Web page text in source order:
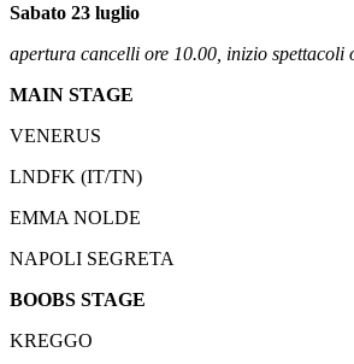
Sabato 23 luglio
apertura cancelli ore 10.00, inizio spettacoli
MAIN STAGE
VENERUS
LNDFK (IT/TN)
EMMA NOLDE
NAPOLI SEGRETA
BOOBS STAGE
KREGGO